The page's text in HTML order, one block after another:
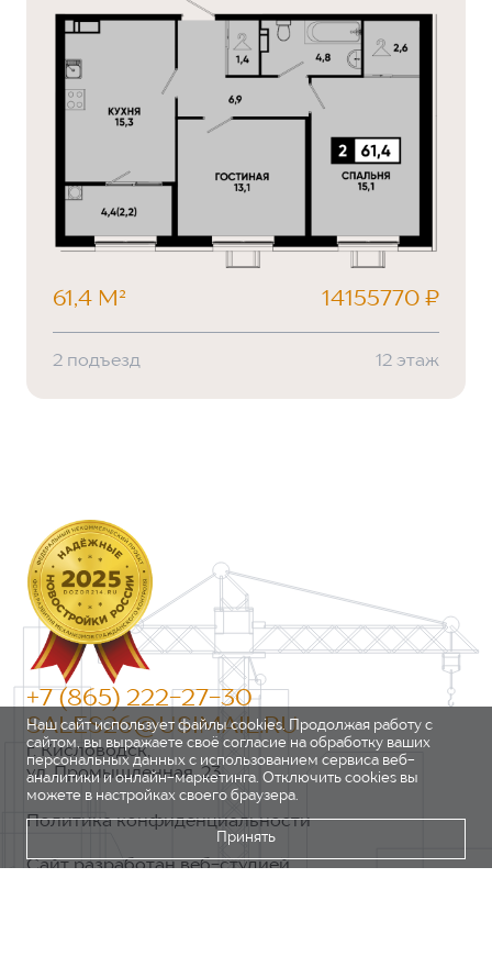
61,4 М² 14155770 ₽
2 подъезд 12 этаж
+7 (865) 222-27-30
SALES26@USIMAIL.RU
г. Кисловодск,
ул. Промышленная, 23
Политика конфиденциальности
Сайт разработан веб-студией
Наш сайт использует файлы cookies. Продолжая работу с
сайтом, вы выражаете своё согласие на обработку ваших
персональных данных с использованием сервиса веб-
аналитики и онлайн-маркетинга. Отключить cookies вы
можете в настройках своего браузера.
Принять